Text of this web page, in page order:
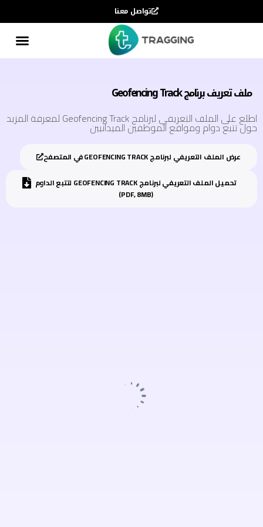
تواصل معنا
ملف تعريف برنامج Geofencing Track
اطلع على الملف التعريفي لبرنامج Geofencing Track لمعرفة المزيد
حول تتبع دوام ومواقع الموظفين الميدانيين
عرض الملف التعريفي لبرنامج GEOFENCING TRACK في المتصفح
تحميل الملف التعريفي لبرنامج GEOFENCING TRACK لتتبع الداوم
(PDF, 8MB)